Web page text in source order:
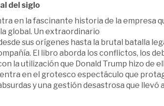
del siglo
en la fascinante historia de la empresa
global. Un extraordinario
sus orígenes hasta la brutal batalla
El libro aborda los conflictos, los
la utilización que Donald Trump hizo de
en el grotesco espectáculo que
y una gestión desastrosa que llevó